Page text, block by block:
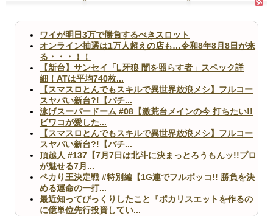
ワイが明日3万で勝負するべきスロット
オンライン抽選は1万人超えの店も…令和8年8月8日が来
る・・・！！
【新台】サンセイ「L牙狼 闇を照らす者」スペック詳
細！ATは平均740枚...
【スマスロとんでもスキルで異世界放浪メシ】フルコー
スヤバい新台?!【パチ...
泳げスーパードーム #08【激荒台メインの今 打ちたい!!
ビワコが愛した...
【スマスロとんでもスキルで異世界放浪メシ】フルコー
スヤバい新台?!【パチ...
頂越人 #137【7月7日は北斗に決まっとろうもんッ!!プロ
が魅せる7月...
ペカり王決定戦 #特別編【1G連でフルボッコ!! 勝負を決
める運命の一打...
最近知ってびっくりしたこと『ポカリスエットを作るの
に億単位先行投資してい...